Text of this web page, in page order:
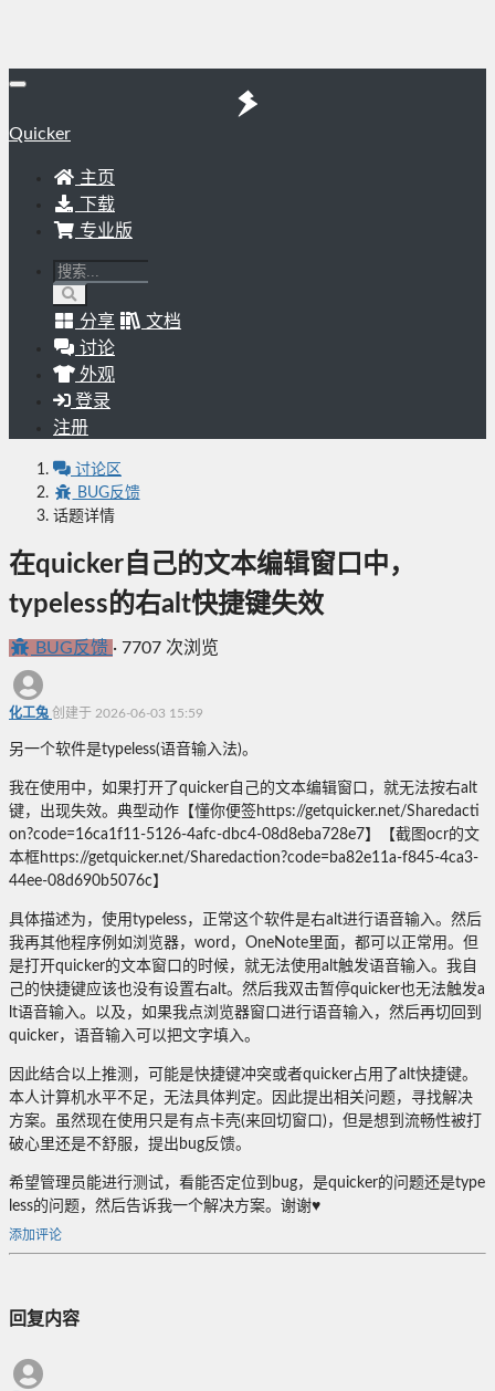
Quicker
主页
下载
专业版
分享
文档
讨论
外观
登录
注册
讨论区
BUG反馈
话题详情
在quicker自己的文本编辑窗口中，
typeless的右alt快捷键失效
BUG反馈 · 7707 次浏览
化工兔 创建于 2026-06-03 15:59
另一个软件是typeless(语音输入法)。
我在使用中，如果打开了quicker自己的文本编辑窗口，就无法按右alt
键，出现失效。典型动作【懂你便签https://getquicker.net/Sharedacti
on?code=16ca1f11-5126-4afc-dbc4-08d8eba728e7】【截图ocr的文
本框https://getquicker.net/Sharedaction?code=ba82e11a-f845-4ca3-
44ee-08d690b5076c】
具体描述为，使用typeless，正常这个软件是右alt进行语音输入。然后
我再其他程序例如浏览器，word，OneNote里面，都可以正常用。但
是打开quicker的文本窗口的时候，就无法使用alt触发语音输入。我自
己的快捷键应该也没有设置右alt。然后我双击暂停quicker也无法触发a
lt语音输入。以及，如果我点浏览器窗口进行语音输入，然后再切回到
quicker，语音输入可以把文字填入。
因此结合以上推测，可能是快捷键冲突或者quicker占用了alt快捷键。
本人计算机水平不足，无法具体判定。因此提出相关问题，寻找解决
方案。虽然现在使用只是有点卡壳(来回切窗口)，但是想到流畅性被打
破心里还是不舒服，提出bug反馈。
希望管理员能进行测试，看能否定位到bug，是quicker的问题还是type
less的问题，然后告诉我一个解决方案。谢谢♥
添加评论
回复内容